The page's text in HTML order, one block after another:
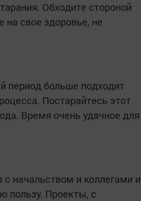
Обходите стороной
на свое здоровье, не
период больше подходит
Постарайтесь этот
Время очень удачное для
начальством и коллегами и
пользу. Проекты, с